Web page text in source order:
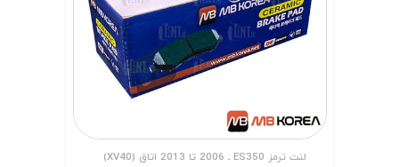
لنت ترمز ES350 ـ 2006 تا 2013 اتاق (XV40)